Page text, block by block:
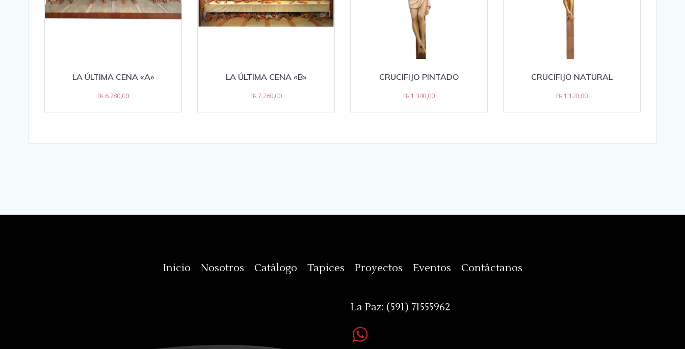
LA ÚLTIMA CENA «A»
Bs.6.280,00
LA ÚLTIMA CENA «B»
Bs.7.260,00
CRUCIFIJO PINTADO
Bs.1.340,00
CRUCIFIJO NATURAL
Bs.1.120,00
Inicio Nosotros Catálogo Tapices Proyectos Eventos Contáctanos
La Paz: (591) 71555962